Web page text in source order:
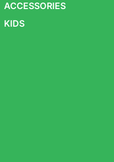
ACCESSORIES
KIDS